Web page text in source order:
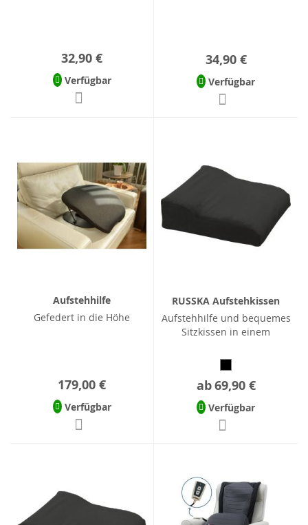
32,90 €
Verfügbar
34,90 €
Verfügbar
Aufstehhilfe
Gefedert in die Höhe
179,00 €
Verfügbar
RUSSKA Aufstehkissen
Aufstehhilfe und bequemes
Sitzkissen in einem
ab69,90 €
Verfügbar